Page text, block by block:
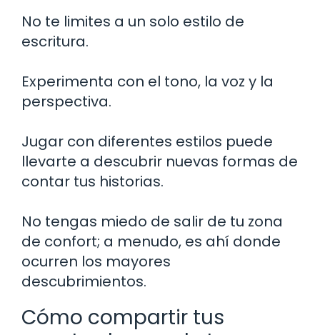
No te limites a un solo estilo de
escritura.
Experimenta con el tono, la voz y la
perspectiva.
Jugar con diferentes estilos puede
llevarte a descubrir nuevas formas de
contar tus historias.
No tengas miedo de salir de tu zona
de confort; a menudo, es ahí donde
ocurren los mayores
descubrimientos.
Cómo compartir tus